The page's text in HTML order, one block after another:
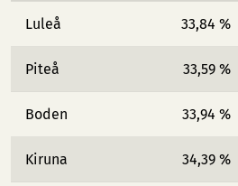
Luleå 33,84 %
Piteå 33,59 %
Boden 33,94 %
Kiruna 34,39 %